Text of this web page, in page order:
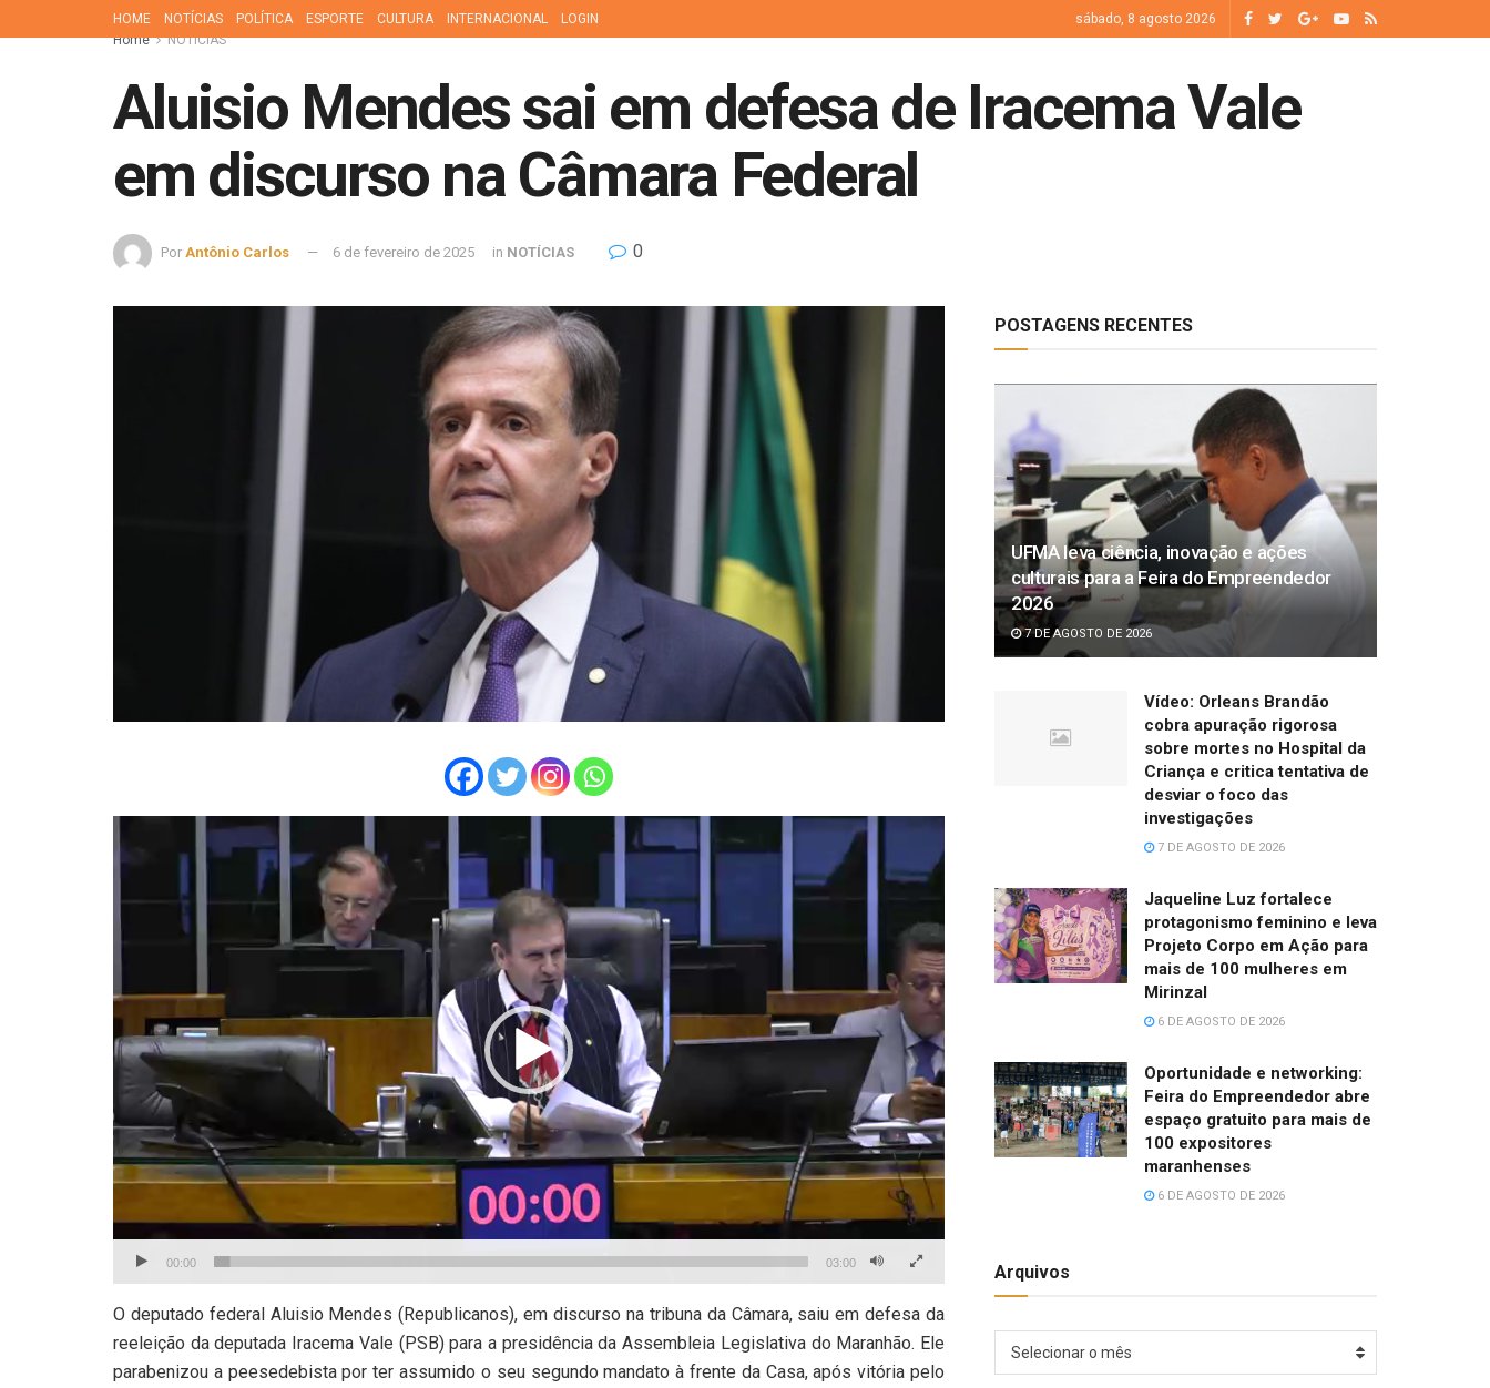
HOME NOTÍCIAS POLÍTICA ESPORTE CULTURA INTERNACIONAL LOGIN
sábado, 8 agosto 2026
Home
NOTÍCIAS
Aluisio Mendes sai em defesa de Iracema Vale
em discurso na Câmara Federal
Por Antônio Carlos 6 de fevereiro de 2025 in NOTÍCIAS 0
00:00 03:00
O deputado federal Aluisio Mendes (Republicanos), em discurso na tribuna da Câmara, saiu em defesa da
reeleição da deputada Iracema Vale (PSB) para a presidência da Assembleia Legislativa do Maranhão. Ele
parabenizou a peesedebista por ter assumido o seu segundo mandato à frente da Casa, após vitória pelo
POSTAGENS RECENTES
UFMA leva ciência, inovação e ações
culturais para a Feira do Empreendedor
2026
7 DE AGOSTO DE 2026
Vídeo: Orleans Brandão
cobra apuração rigorosa
sobre mortes no Hospital da
Criança e critica tentativa de
desviar o foco das
investigações
7 DE AGOSTO DE 2026
Jaqueline Luz fortalece
protagonismo feminino e leva
Projeto Corpo em Ação para
mais de 100 mulheres em
Mirinzal
6 DE AGOSTO DE 2026
Oportunidade e networking:
Feira do Empreendedor abre
espaço gratuito para mais de
100 expositores
maranhenses
6 DE AGOSTO DE 2026
Arquivos
Selecionar o mês